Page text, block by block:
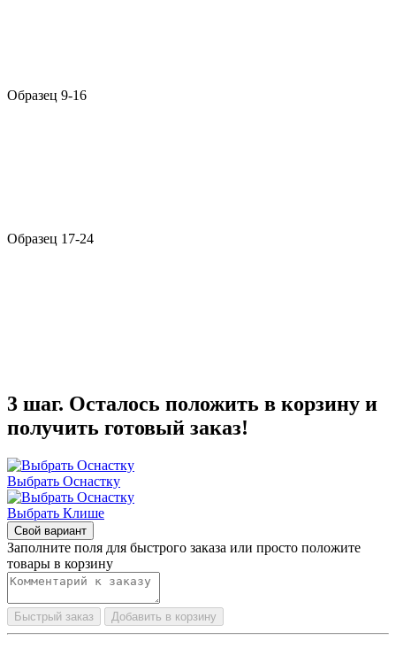
Образец 9-16
Образец 17-24
3 шаг. Осталось положить в корзину и
получить готовый заказ!
Выбрать Оснастку
Выбрать Клише
Свой вариант
Заполните поля для быстрого заказа или просто положите
товары в корзину
Быстрый заказ Добавить в корзину